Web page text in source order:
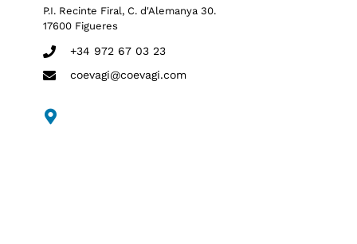
P.I. Recinte Firal, C. d'Alemanya 30.
17600 Figueres
+34 972 67 03 23
coevagi@coevagi.com